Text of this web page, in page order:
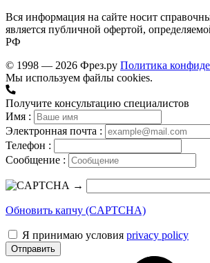
Вся информация на сайте носит
является публичной офертой,
РФ
© 1998 — 2026 Фрез.ру Политика
Мы используем файлы cookies.
Получите консультацию специалистов
Имя :
Электронная почта :
Телефон :
Сообщение :
→
Обновить капчу (CAPTCHA)
Я принимаю условия privacy policy
Отправить